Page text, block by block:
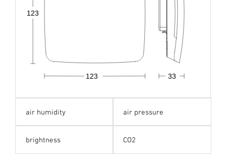
33
123
123
air humidity air pressure
brightness CO2